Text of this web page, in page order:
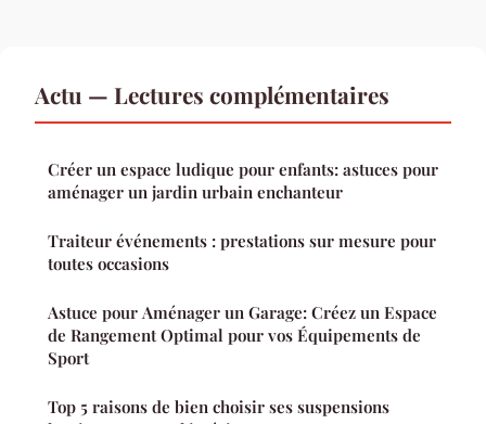
Actu — Lectures complémentaires
Créer un espace ludique pour enfants: astuces pour
aménager un jardin urbain enchanteur
Traiteur événements : prestations sur mesure pour
toutes occasions
Astuce pour Aménager un Garage: Créez un Espace
de Rangement Optimal pour vos Équipements de
Sport
Top 5 raisons de bien choisir ses suspensions